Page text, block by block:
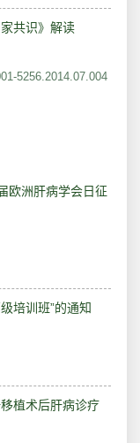
共识》解读
5256.2014.07.004
欧洲肝病学会日征
培训班”的通知
植术后肝病诊疗